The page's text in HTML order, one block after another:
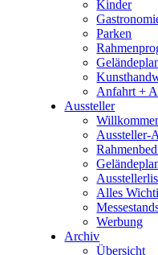
Kinder
Parken
Anfahrt +
Aussteller
Aussteller-
Alles
Werbung
Archiv
Übersicht